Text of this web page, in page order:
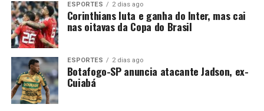
ESPORTES 2 dias ago
Corinthians luta e ganha do Inter, mas cai
nas oitavas da Copa do Brasil
ESPORTES 2 dias ago
Botafogo-SP anuncia atacante Jadson, ex-
Cuiabá